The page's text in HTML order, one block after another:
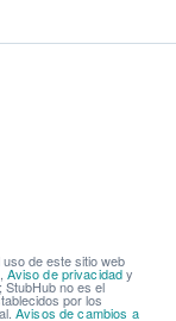
de este sitio web
, Aviso de privacidady
StubHub no es el
por los
Avisos de cambios a